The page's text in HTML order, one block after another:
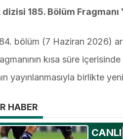
185. Bölüm Fragmanı
bölüm (7 Haziran 2026)
kısa süre
yayınlanmasıyla birlikte
HABER